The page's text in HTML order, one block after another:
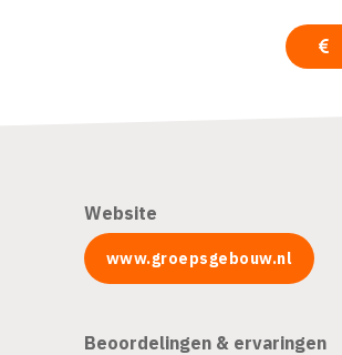
Website
www.groepsgebouw.nl
Beoordelingen & ervaringen